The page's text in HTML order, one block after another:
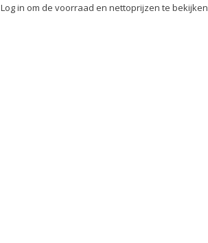
Log in om de voorraad en nettoprijzen te bekijken